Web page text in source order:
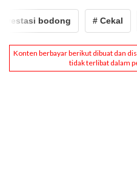
bodong # Cekal